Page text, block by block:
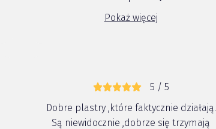
Pokaż więcej
5 / 5
Dobre plastry ,które faktycznie działają.
Są niewidocznie ,dobrze się trzymają